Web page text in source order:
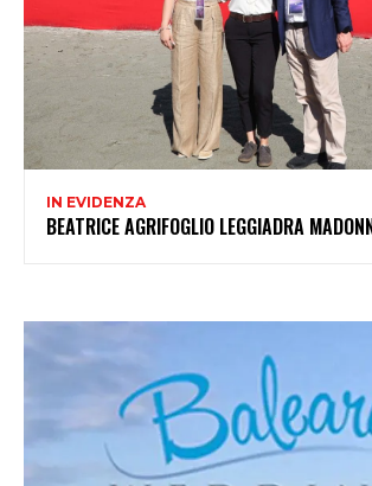
IN EVIDENZA
BEATRICE AGRIFOGLIO LEGGIADRA